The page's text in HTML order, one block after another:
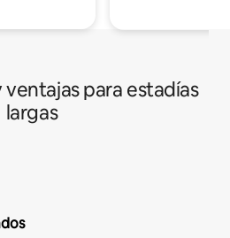
para estadías
largas